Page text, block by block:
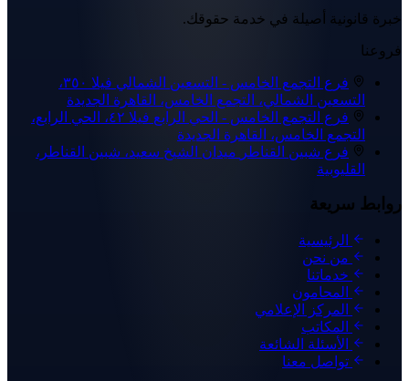
خبرة قانونية أصيلة في خدمة حقوقك.
فروعنا
فرع التجمع الخامس - التسعين الشمالي
فيلا ٣٥٠،
التسعين الشمالي، التجمع الخامس، القاهرة الجديدة
فرع التجمع الخامس - الحي الرابع
فيلا ٤٢، الحي الرابع،
التجمع الخامس، القاهرة الجديدة
فرع شبين القناطر ميدان الشيخ سعيد، شبين القناطر،
القليوبية
روابط سريعة
الرئيسية
من نحن
خدماتنا
المحامون
المركز الإعلامي
المكاتب
الأسئلة الشائعة
تواصل معنا